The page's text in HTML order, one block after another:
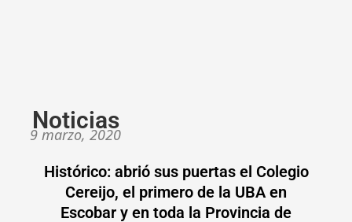
Noticias
9 marzo, 2020
Histórico: abrió sus puertas el Colegio
Cereijo, el primero de la UBA en
Escobar y en toda la Provincia de